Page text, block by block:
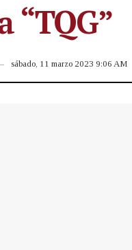
“TQG”
sábado, 11 marzo 2023 9:06 AM